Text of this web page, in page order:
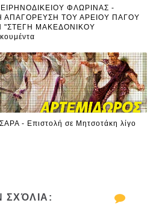
ΦΛΩΡΙΝΑΣ -
ΤΟΥ ΑΡΕΙΟΥ ΠΑΓΟΥ
"ΣΤΕΓΗ ΜΑΚΕΔΟΝΙΚΟΥ
- Επιστολή σε Μητσοτάκη λίγο
ΣΧΌΛΙΑ: